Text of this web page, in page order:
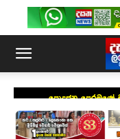
පොදුජන පෙරමුණේ